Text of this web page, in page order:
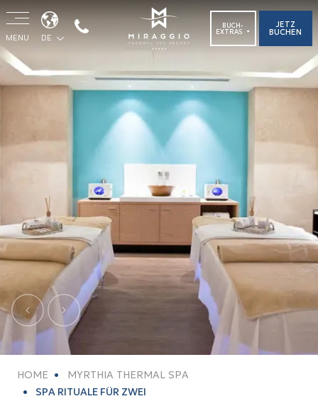
MENU DE
BUCH-
EXTRAS
JETZ
BUCHEN
PreviousNext
HOME
MYRTHIA THERMAL SPA
SPA RITUALE FÜR ZWEI